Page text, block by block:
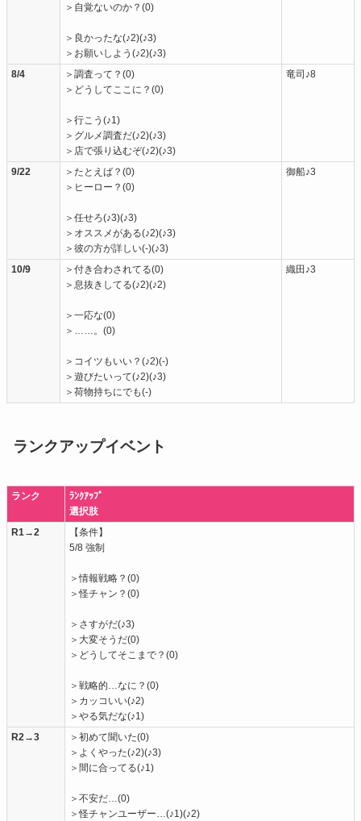
＞自覚ないのか？(0)
＞良かったな(♪2)(♪3)
＞お願いしよう(♪2)(♪3)
8/4
＞調査って？(0)
＞どうしてここに？(0)
＞行こう(♪1)
＞グルメ調査だ(♪2)(♪3)
＞店で張り込むぞ(♪2)(♪3)
竜司♪8
9/22
＞たとえば？(0)
＞ヒーロー？(0)
＞任せろ(♪3)(♪3)
＞オススメがある(♪2)(♪3)
＞彼の方が詳しい(-)(♪3)
御船♪3
10/9
＞付き合わされてる(0)
＞息抜きしてる(♪2)(♪2)
＞一応な(0)
＞……。(0)
＞コイツもいい？(♪2)(-)
＞遊びたいって(♪2)(♪3)
＞荷物持ちにでも(-)
織田♪3
ランクアップイベント
ランク
ﾗﾝｸｱｯﾌﾟ
選択肢
R1→2
【条件】
5/8 強制
＞情報戦略？(0)
＞怪チャン？(0)
＞さすがだ(♪3)
＞大変そうだ(0)
＞どうしてそこまで？(0)
＞戦略的…なに？(0)
＞カッコいい(♪2)
＞やる気だな(♪1)
R2→3
＞初めて聞いた(0)
＞よくやった(♪2)(♪3)
＞間に合ってる(♪1)
＞不安だ…(0)
＞怪チャンユーザー…(♪1)(♪2)